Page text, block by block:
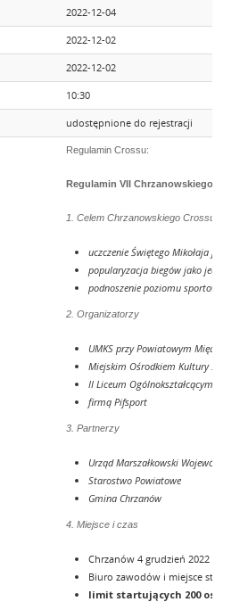
2022-12-04
2022-12-02
2022-12-02
10:30
udostępnione do rejestracji
Regulamin Crossu:
Regulamin VII Chrzanowskiego
1. Celem Chrzanowskiego Crossu
uczczenie Świętego Mikołaja jako
popularyzacja biegów jako jednej z
podnoszenie poziomu sportowego i
2. Organizatorzy
UMKS przy Powiatowym
Miejskim Ośrodkiem Kultury Sportu i
II Liceum Ogólnokształcącym w
firmą Pifsport
3. Partnerzy
Urząd Marszałkowski Województwa
Starostwo Powiatowe
Gmina Chrzanów
4. Miejsce i czas
Chrzanów 4 grudzień 2022
Biuro zawodów i miejsce startu -
limit startujących 200 osób